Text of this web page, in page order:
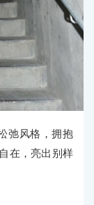
弛风格，拥抱
在，亮出别样